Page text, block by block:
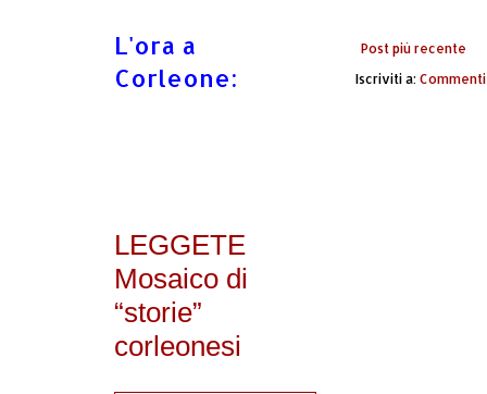
Post più recente
Iscriviti a:
L'ora a
Corleone:
LEGGETE
Mosaico di
“storie”
corleonesi